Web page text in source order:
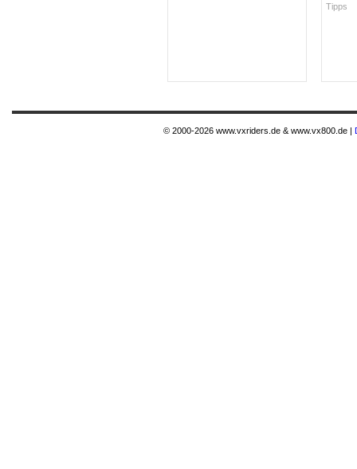
Tipps
© 2000-2026 www.vxriders.de & www.vx800.de |